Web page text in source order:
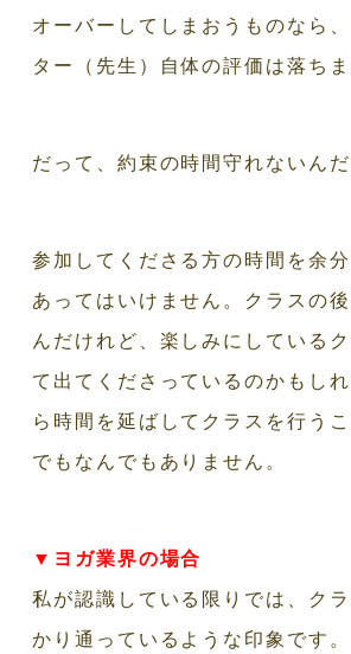
オーバーしてしまおうものなら
ター（先生）自体の評価は落ちま
だって、約束の時間守れないんだ
参加してくださる方の時間を余
あってはいけません。クラスの
んだけれど、楽しみにしている
て出てくださっているのかもし
ら時間を延ばしてクラスを行う
でもなんでもありません。
▼ヨガ業界の場合
私が認識している限りでは、ク
かり通っているような印象です